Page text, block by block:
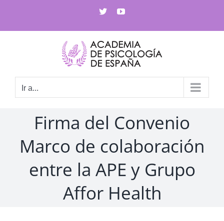
contenido
X YouTube
Ir a...
Firma del Convenio
Marco de colaboración
entre la APE y Grupo
Affor Health